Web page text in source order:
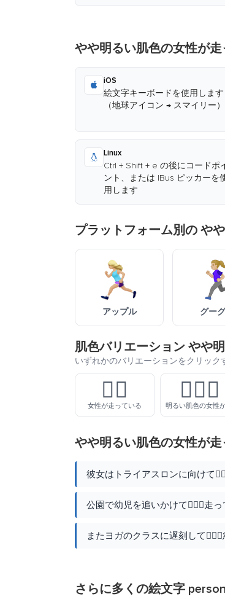
やや明るい肌色の女性が
iOS
絵文字キーボードを使用します
（地球アイコン → スマイリー）
Linux
Ctrl + Shift + e の後にコードポ
ント、または IBus ピッカーを
用します
プラットフォーム別の や
アップル グー
肌色バリエーション やや
いずれかのバリエーションをクリック
🏃‍♀️
女性が走っている
🏃🏻‍♀️
やや明るい肌色の女性が
彼女はトライアスロンに向けて
公園で幼児を追いかけて🏃🏼‍♀️走っ
またヨガのクラスに遅刻して🏃🏼‍♀️
さらに多くの絵文字